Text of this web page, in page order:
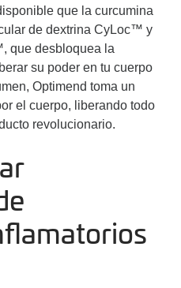
que la curcumina
de dextrina CyLoc™ y
que desbloquea la
su poder en tu cuerpo
Optimend toma un
el cuerpo, liberando todo
revolucionario.